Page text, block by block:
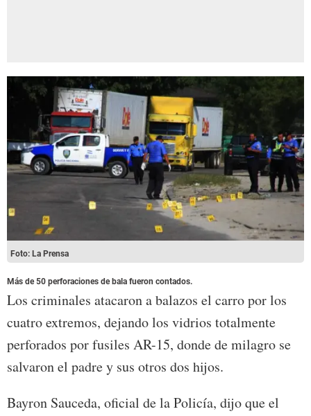
Foto: La Prensa
Más de 50 perforaciones de bala fueron contados.
Los criminales atacaron a balazos el carro por los
cuatro extremos, dejando los vidrios totalmente
perforados por fusiles AR-15, donde de milagro se
salvaron el padre y sus otros dos hijos.
Bayron Sauceda, oficial de la Policía, dijo que el